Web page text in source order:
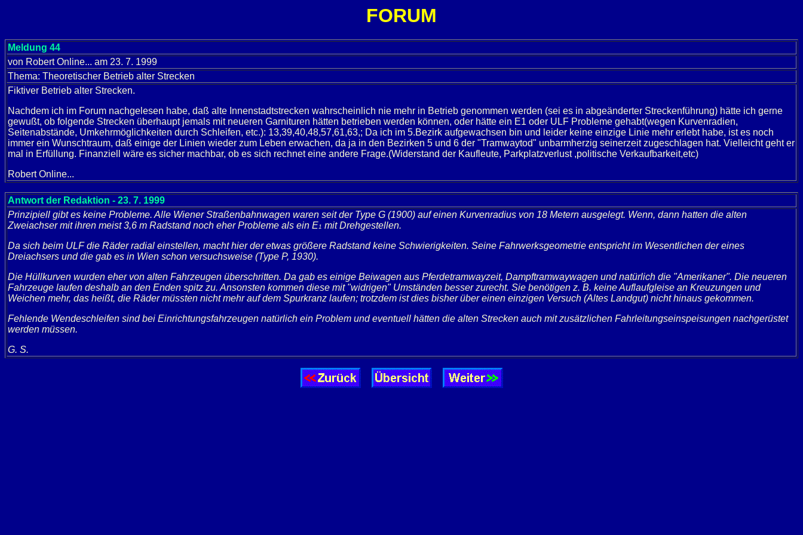
FORUM
Meldung 44
von Robert Online... am 23. 7. 1999
Thema: Theoretischer Betrieb alter Strecken
Fiktiver Betrieb alter Strecken.
Nachdem ich im Forum nachgelesen habe, daß alte Innenstadtstrecken wahrscheinlich nie mehr in Betrieb genommen werden (sei es in abgeänderter Streckenführung) hätte ich gerne
gewußt, ob folgende Strecken überhaupt jemals mit neueren Garnituren hätten betrieben werden können, oder hätte ein E1 oder ULF Probleme gehabt(wegen Kurvenradien,
Seitenabstände, Umkehrmöglichkeiten durch Schleifen, etc.): 13,39,40,48,57,61,63,; Da ich im 5.Bezirk aufgewachsen bin und leider keine einzige Linie mehr erlebt habe, ist es noch
immer ein Wunschtraum, daß einige der Linien wieder zum Leben erwachen, da ja in den Bezirken 5 und 6 der "Tramwaytod" unbarmherzig seinerzeit zugeschlagen hat. Vielleicht geht er
mal in Erfüllung. Finanziell wäre es sicher machbar, ob es sich rechnet eine andere Frage.(Widerstand der Kaufleute, Parkplatzverlust ,politische Verkaufbarkeit,etc)
Robert Online...
Antwort der Redaktion - 23. 7. 1999
Prinzipiell gibt es keine Probleme. Alle Wiener Straßenbahnwagen waren seit der Type G (1900) auf einen Kurvenradius von 18 Metern ausgelegt. Wenn, dann hatten die alten
Zweiachser mit ihren meist 3,6 m Radstand noch eher Probleme als ein E1 mit Drehgestellen.
Da sich beim ULF die Räder radial einstellen, macht hier der etwas größere Radstand keine Schwierigkeiten. Seine Fahrwerksgeometrie entspricht im Wesentlichen der eines
Dreiachsers und die gab es in Wien schon versuchsweise (Type P, 1930).
Die Hüllkurven wurden eher von alten Fahrzeugen überschritten. Da gab es einige Beiwagen aus Pferdetramwayzeit, Dampftramwaywagen und natürlich die "Amerikaner". Die neueren
Fahrzeuge laufen deshalb an den Enden spitz zu. Ansonsten kommen diese mit "widrigen" Umständen besser zurecht. Sie benötigen z. B. keine Auflaufgleise an Kreuzungen und
Weichen mehr, das heißt, die Räder müssten nicht mehr auf dem Spurkranz laufen; trotzdem ist dies bisher über einen einzigen Versuch (Altes Landgut) nicht hinaus gekommen.
Fehlende Wendeschleifen sind bei Einrichtungsfahrzeugen natürlich ein Problem und eventuell hätten die alten Strecken auch mit zusätzlichen Fahrleitungseinspeisungen nachgerüstet
werden müssen.
G. S.